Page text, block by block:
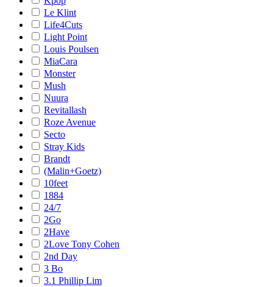
Le Klint
Life4Cuts
Light Point
Louis Poulsen
MiaCara
Monster
Mush
Nuura
Revitallash
Roze Avenue
Secto
Stray Kids
Brandt
(Malin+Goetz)
10feet
1884
24/7
2Go
2Have
2Love Tony Cohen
2nd Day
3 Bo
3.1 Phillip Lim